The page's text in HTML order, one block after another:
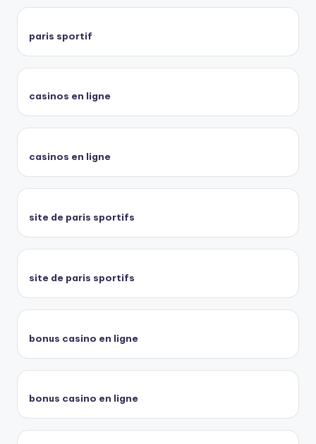
paris sportif
casinos en ligne
casinos en ligne
site de paris sportifs
site de paris sportifs
bonus casino en ligne
bonus casino en ligne